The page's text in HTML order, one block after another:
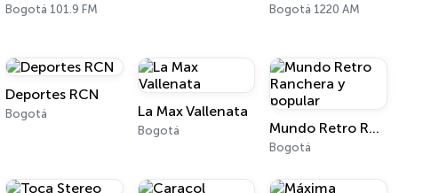
Bogotá 101.9 FM Bogotá 1220 AM
Deportes RCN
Bogotá La Max Vallenata
Bogotá Mundo Retro Ranchera y popular
Bogotá